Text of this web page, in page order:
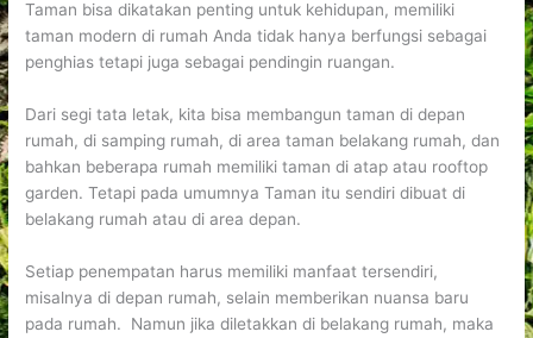
Taman bisa dikatakan penting untuk kehidupan, memiliki
taman modern di rumah Anda tidak hanya berfungsi sebagai
penghias tetapi juga sebagai pendingin ruangan.
Dari segi tata letak, kita bisa membangun taman di depan
rumah, di samping rumah, di area taman belakang rumah, dan
bahkan beberapa rumah memiliki taman di atap atau rooftop
garden. Tetapi pada umumnya Taman itu sendiri dibuat di
belakang rumah atau di area depan.
Setiap penempatan harus memiliki manfaat tersendiri,
misalnya di depan rumah, selain memberikan nuansa baru
pada rumah. Namun jika diletakkan di belakang rumah, maka